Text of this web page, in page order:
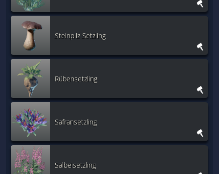
Steinpilz Setzling
Rübensetzling
Safransetzling
Salbeisetzling